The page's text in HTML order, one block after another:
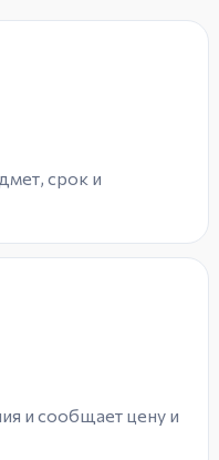
срок и
и сообщает цену и